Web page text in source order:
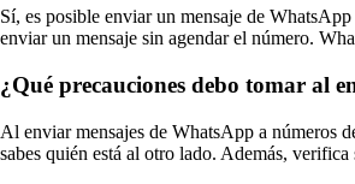
Sí, es posible enviar un mensaje de
enviar un mensaje sin agendar el número.
¿Qué precauciones debo tomar al
Al enviar mensajes de WhatsApp a números
sabes quién está al otro lado. Además,